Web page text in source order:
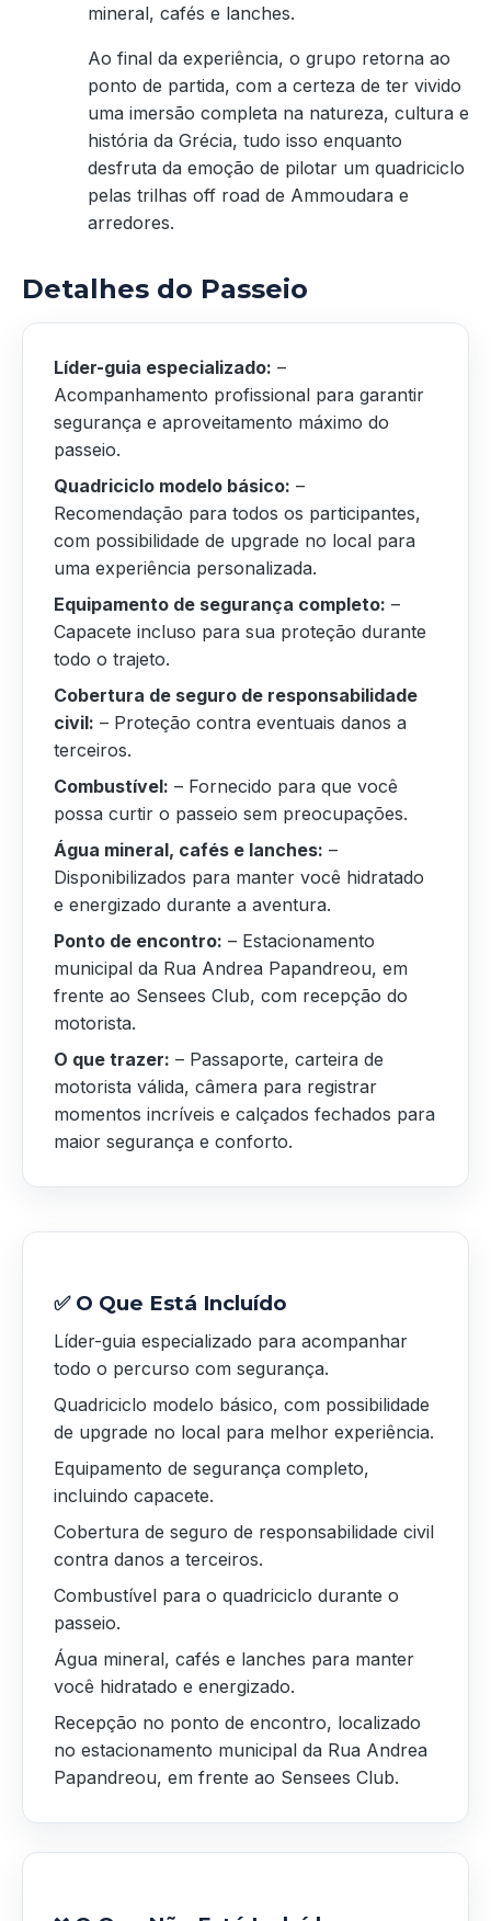
mineral, cafés e lanches.
Ao final da experiência, o grupo retorna ao
ponto de partida, com a certeza de ter vivido
uma imersão completa na natureza, cultura e
história da Grécia, tudo isso enquanto
desfruta da emoção de pilotar um quadriciclo
pelas trilhas off road de Ammoudara e
arredores.
Detalhes do Passeio
Líder-guia especializado: –
Acompanhamento profissional para garantir
segurança e aproveitamento máximo do
passeio.
Quadriciclo modelo básico: –
Recomendação para todos os participantes,
com possibilidade de upgrade no local para
uma experiência personalizada.
Equipamento de segurança completo: –
Capacete incluso para sua proteção durante
todo o trajeto.
Cobertura de seguro de responsabilidade
civil: – Proteção contra eventuais danos a
terceiros.
Combustível: – Fornecido para que você
possa curtir o passeio sem preocupações.
Água mineral, cafés e lanches: –
Disponibilizados para manter você hidratado
e energizado durante a aventura.
Ponto de encontro: – Estacionamento
municipal da Rua Andrea Papandreou, em
frente ao Sensees Club, com recepção do
motorista.
O que trazer: – Passaporte, carteira de
motorista válida, câmera para registrar
momentos incríveis e calçados fechados para
maior segurança e conforto.
✅ O Que Está Incluído
Líder-guia especializado para acompanhar
todo o percurso com segurança.
Quadriciclo modelo básico, com possibilidade
de upgrade no local para melhor experiência.
Equipamento de segurança completo,
incluindo capacete.
Cobertura de seguro de responsabilidade civil
contra danos a terceiros.
Combustível para o quadriciclo durante o
passeio.
Água mineral, cafés e lanches para manter
você hidratado e energizado.
Recepção no ponto de encontro, localizado
no estacionamento municipal da Rua Andrea
Papandreou, em frente ao Sensees Club.